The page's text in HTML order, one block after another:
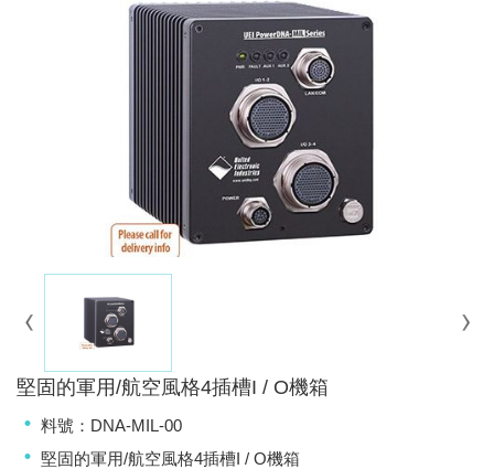
堅固的軍用/航空風格4插槽I / O機箱
料號：DNA-MIL-00
堅固的軍用/航空風格4插槽I / O機箱